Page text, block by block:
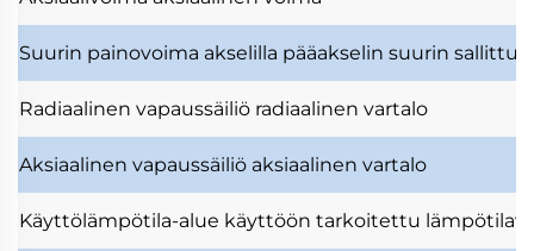
Suurin painovoima akselilla pääakselin suurin sallittu
Radiaalinen vapaussäiliö radiaalinen vartalo
Aksiaalinen vapaussäiliö aksiaalinen vartalo
Käyttölämpötila-alue käyttöön tarkoitettu